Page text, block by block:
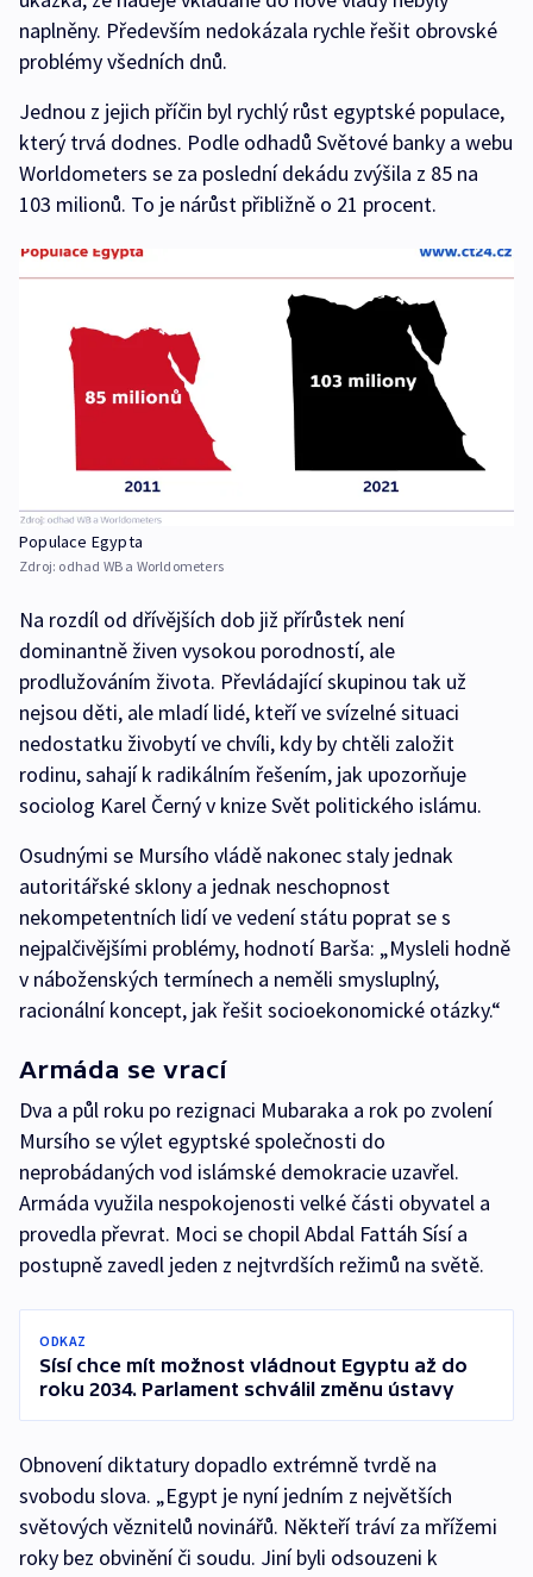
naplněny. Především nedokázala rychle řešit obrovské
problémy všedních dnů.
Jednou z jejich příčin byl rychlý růst egyptské populace,
který trvá dodnes. Podle odhadů Světové banky a webu
Worldometers se za poslední dekádu zvýšila z 85 na
103 milionů. To je nárůst přibližně o 21 procent.
Populace Egypta
Zdroj: odhad WB a Worldometers
Na rozdíl od dřívějších dob již přírůstek není
dominantně živen vysokou porodností, ale
prodlužováním života. Převládající skupinou tak už
nejsou děti, ale mladí lidé, kteří ve svízelné situaci
nedostatku živobytí ve chvíli, kdy by chtěli založit
rodinu, sahají k radikálním řešením, jak upozorňuje
sociolog Karel Černý v knize Svět politického islámu.
Osudnými se Mursího vládě nakonec staly jednak
autoritářské sklony a jednak neschopnost
nekompetentních lidí ve vedení státu poprat se s
nejpalčivějšími problémy, hodnotí Barša: „Mysleli hodně
v náboženských termínech a neměli smysluplný,
racionální koncept, jak řešit socioekonomické otázky.“
Armáda se vrací
Dva a půl roku po rezignaci Mubaraka a rok po zvolení
Mursího se výlet egyptské společnosti do
neprobádaných vod islámské demokracie uzavřel.
Armáda využila nespokojenosti velké části obyvatel a
provedla převrat. Moci se chopil Abdal Fattáh Sísí a
postupně zavedl jeden z nejtvrdších režimů na světě.
ODKAZ
Sísí chce mít možnost vládnout Egyptu až do
roku 2034. Parlament schválil změnu ústavy
Obnovení diktatury dopadlo extrémně tvrdě na
svobodu slova. „Egypt je nyní jedním z největších
světových věznitelů novinářů. Někteří tráví za mřížemi
roky bez obvinění či soudu. Jiní byli odsouzeni k